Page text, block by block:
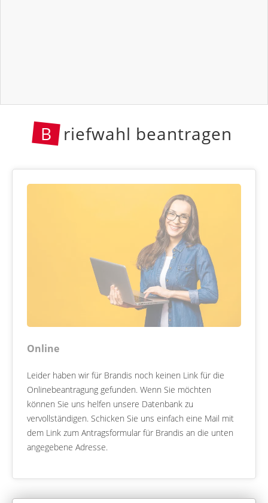
B riefwahl beantragen
Online
Leider haben wir für Brandis noch keinen Link für die
Onlinebeantragung gefunden. Wenn Sie möchten
können Sie uns helfen unsere Datenbank zu
vervollständigen. Schicken Sie uns einfach eine Mail mit
dem Link zum Antragsformular für Brandis an die unten
angegebene Adresse.